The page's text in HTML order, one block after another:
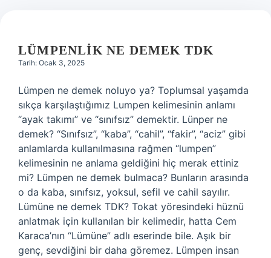
LÜMPENLIK NE DEMEK TDK
Tarih: Ocak 3, 2025
Lümpen ne demek noluyo ya? Toplumsal yaşamda
sıkça karşılaştığımız Lumpen kelimesinin anlamı
“ayak takımı” ve “sınıfsız” demektir. Lünper ne
demek? “Sınıfsız”, “kaba”, “cahil”, “fakir”, “aciz” gibi
anlamlarda kullanılmasına rağmen “lumpen”
kelimesinin ne anlama geldiğini hiç merak ettiniz
mi? Lümpen ne demek bulmaca? Bunların arasında
o da kaba, sınıfsız, yoksul, sefil ve cahil sayılır.
Lümüne ne demek TDK? Tokat yöresindeki hüznü
anlatmak için kullanılan bir kelimedir, hatta Cem
Karaca’nın “Lümüne” adlı eserinde bile. Aşık bir
genç, sevdiğini bir daha göremez. Lümpen insan